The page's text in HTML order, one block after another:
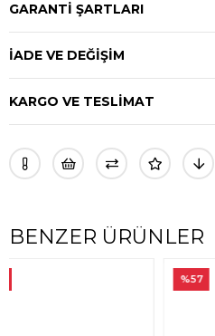
GARANTİ ŞARTLARI
İADE VE DEĞİŞİM
KARGO VE TESLİMAT
BENZER ÜRÜNLER